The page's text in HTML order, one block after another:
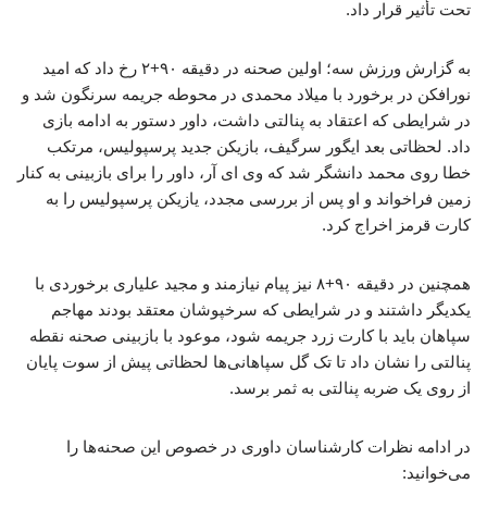
تحت تأثیر قرار داد.
به گزارش ورزش سه؛ اولین صحنه در دقیقه ۹۰+۲ رخ داد که امید
نورافکن در برخورد با میلاد محمدی در محوطه جریمه سرنگون شد و
در شرایطی که اعتقاد به پنالتی داشت، داور دستور به ادامه بازی
داد. لحظاتی بعد ایگور سرگیف، بازیکن جدید پرسپولیس، مرتکب
خطا روی محمد دانشگر شد که وی ای آر، داور را برای بازبینی به کنار
زمین فراخواند و او پس از بررسی مجدد، یازیکن پرسپولیس را به
کارت قرمز اخراج کرد.
همچنین در دقیقه ۹۰+۸ نیز پیام نیازمند و مجید علیاری برخوردی با
یکدیگر داشتند و در شرایطی که سرخپوشان معتقد بودند مهاجم
سپاهان باید با کارت زرد جریمه شود، موعود با بازبینی صحنه نقطه
پنالتی را نشان داد تا تک گل سپاهانی‌ها لحظاتی پیش از سوت پایان
از روی یک ضربه پنالتی به ثمر برسد.
در ادامه نظرات کارشناسان داوری در خصوص این صحنه‌ها را
می‌خوانید: